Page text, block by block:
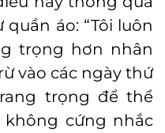
áo: “Tôi luôn
trọng hơn nhân
vào các ngày thứ
trọng để thể
cứng nhắc